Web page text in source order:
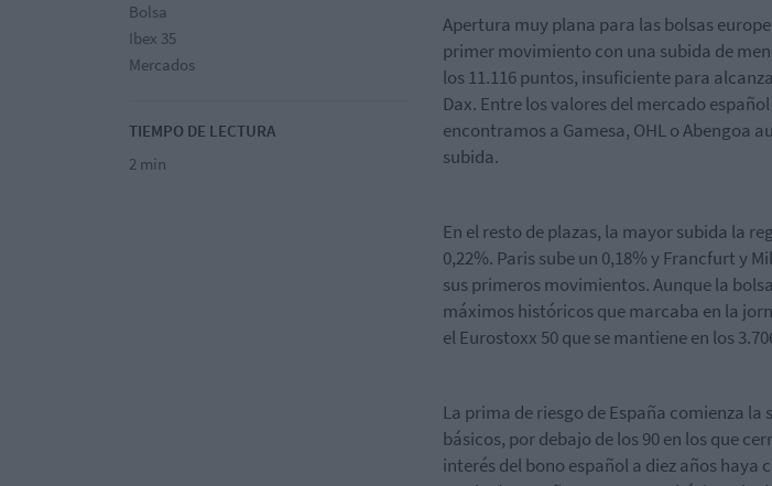
Bolsa
Ibex 35
Mercados
TIEMPO DE LECTURA
2 min
Apertura muy plana para las bolsas
primer movimiento con una subida de
los 11.116 puntos, insuficiente para
Dax. Entre los valores del mercado
encontramos a Gamesa, OHL o Abengoa
subida.
En el resto de plazas, la mayor subida la
0,22%. Paris sube un 0,18% y Francfurt y
sus primeros movimientos. Aunque la
máximos históricos que marcaba en la
el Eurostoxx 50 que se mantiene en los
La prima de riesgo de España comienza la
básicos, por debajo de los 90 en los que
interés del bono español a diez años haya